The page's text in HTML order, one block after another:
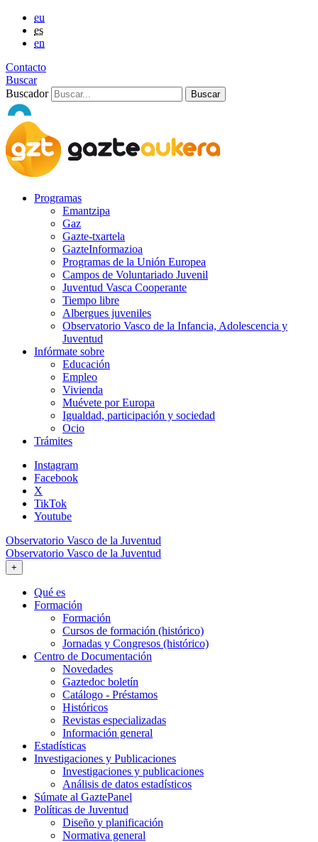
eu
es
en
Contacto
Buscar
Buscador
Programas
Emantzipa
Gaz
Gazte-txartela
GazteInformazioa
Programas de la Unión Europea
Campos de Voluntariado Juvenil
Juventud Vasca Cooperante
Tiempo libre
Albergues juveniles
Observatorio Vasco de la Infancia, Adolescencia y
Juventud
Infórmate sobre
Educación
Empleo
Vivienda
Muévete por Europa
Igualdad, participación y sociedad
Ocio
Trámites
Instagram
Facebook
X
TikTok
Youtube
Observatorio Vasco de la Juventud
Observatorio Vasco de la Juventud
+
Qué es
Formación
Formación
Cursos de formación (histórico)
Jornadas y Congresos (histórico)
Centro de Documentación
Novedades
Gaztedoc boletín
Catálogo - Préstamos
Históricos
Revistas especializadas
Información general
Estadísticas
Investigaciones y Publicaciones
Investigaciones y publicaciones
Análisis de datos estadísticos
Súmate al GaztePanel
Políticas de Juventud
Diseño y planificación
Normativa general